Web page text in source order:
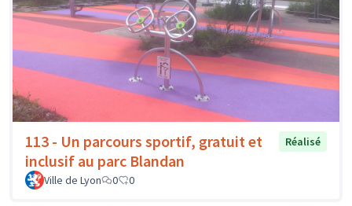
113 - Un parcours sportif, gratuit et
inclusif au parc Blandan
Réalisé
Ville de Lyon 0 0